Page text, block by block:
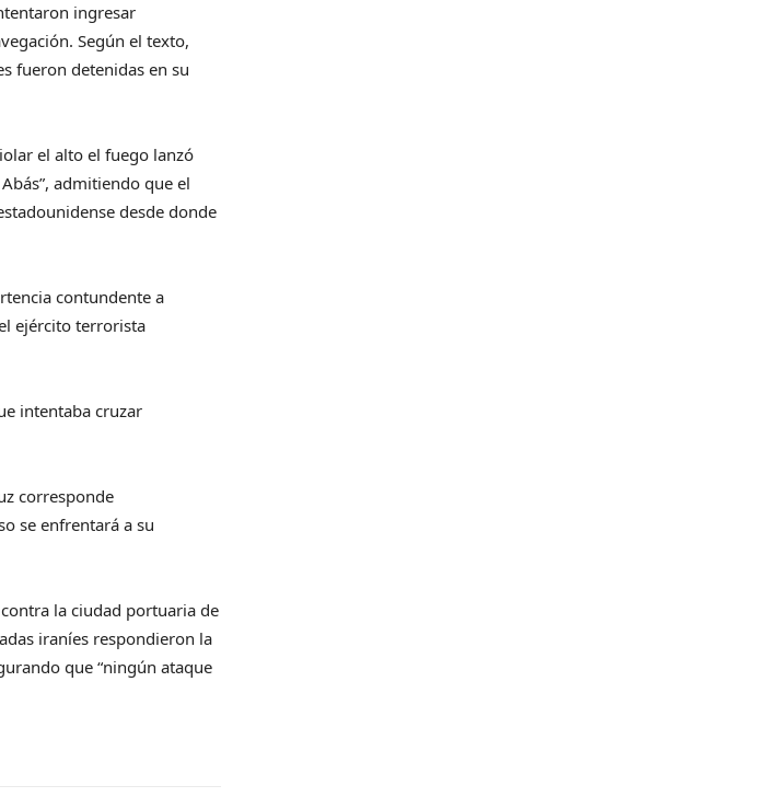
ingresar
Según el texto,
fueron detenidas en su
el alto el fuego lanzó
admitiendo que el
desde donde
contundente a
ejército terrorista
intentaba cruzar
corresponde
se enfrentará a su
la ciudad portuaria de
iraníes respondieron la
que “ningún ataque